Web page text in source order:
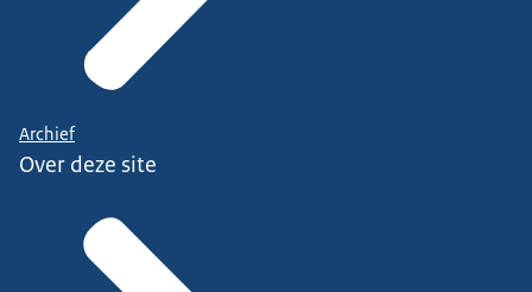
Archief
Over deze site